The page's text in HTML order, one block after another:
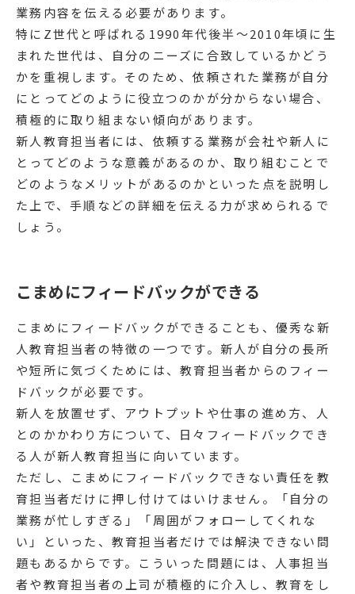
業務内容を伝える必要があります。
特にZ世代と呼ばれる1990年代後半～2010年頃に生
まれた世代は、自分のニーズに合致しているかどう
かを重視します。そのため、依頼された業務が自分
にとってどのように役立つのかが分からない場合、
積極的に取り組まない傾向があります。
新人教育担当者には、依頼する業務が会社や新人に
とってどのような意義があるのか、取り組むことで
どのようなメリットがあるのかといった点を説明し
た上で、手順などの詳細を伝える力が求められるで
しょう。
こまめにフィードバックができる
こまめにフィードバックができることも、優秀な新
人教育担当者の特徴の一つです。新人が自分の長所
や短所に気づくためには、教育担当者からのフィー
ドバックが必要です。
新人を放置せず、アウトプットや仕事の進め方、人
とのかかわり方について、日々フィードバックでき
る人が新人教育担当に向いています。
ただし、こまめにフィードバックできない責任を教
育担当者だけに押し付けてはいけません。「自分の
業務が忙しすぎる」「周囲がフォローしてくれな
い」といった、教育担当者だけでは解決できない問
題もあるからです。こういった問題には、人事担当
者や教育担当者の上司が積極的に介入し、教育をし